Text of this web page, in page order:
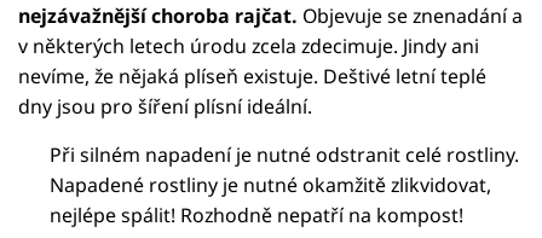
nejzávažnější choroba rajčat. Objevuje se znenadání a
v některých letech úrodu zcela zdecimuje. Jindy ani
nevíme, že nějaká plíseň existuje. Deštivé letní teplé
dny jsou pro šíření plísní ideální.
Při silném napadení je nutné odstranit celé rostliny.
Napadené rostliny je nutné okamžitě zlikvidovat,
nejlépe spálit! Rozhodně nepatří na kompost!